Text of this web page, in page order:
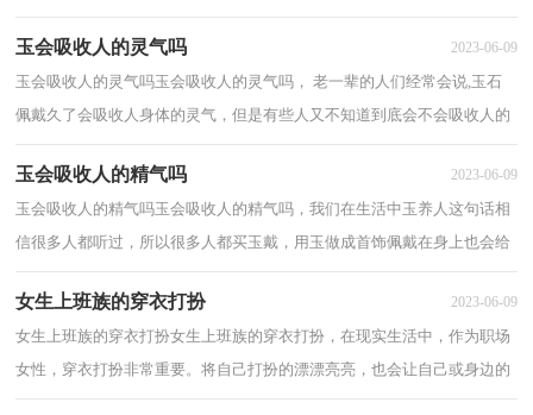
现出自己最有魅力的一面，下面分享什么样的身...
玉会吸收人的灵气吗 2023-06-09
玉会吸收人的灵气吗玉会吸收人的灵气吗， 老一辈的人们经常会说,玉石
佩戴久了会吸收人身体的灵气，但是有些人又不知道到底会不会吸收人的
灵气，那么你知道玉会吸收人的灵气吗，下面...
玉会吸收人的精气吗 2023-06-09
玉会吸收人的精气吗玉会吸收人的精气吗，我们在生活中玉养人这句话相
信很多人都听过，所以很多人都买玉戴，用玉做成首饰佩戴在身上也会给
自己增加几分美感，以下来了解玉会吸收人的...
女生上班族的穿衣打扮 2023-06-09
女生上班族的穿衣打扮女生上班族的穿衣打扮，在现实生活中，作为职场
女性，穿衣打扮非常重要。将自己打扮的漂漂亮亮，也会让自己或身边的
人有好心情，下面为大家分享女生上班族的穿衣...